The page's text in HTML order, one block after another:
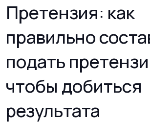
Претензия: как
правильно
подать
чтобы добиться
результата